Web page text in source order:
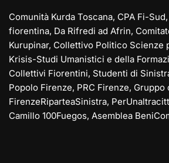
Comunità Kurda Toscana, CPA Fi-
fiorentina, Da Rifredi ad Afrin,
Kurupinar, Collettivo Politico Scienze
Krisis-Studi Umanistici e della
Collettivi Fiorentini, Studenti di
Popolo Firenze, PRC Firenze, Gruppo
FirenzeRiparteaSinistra,
Camillo 100Fuegos, Asemblea